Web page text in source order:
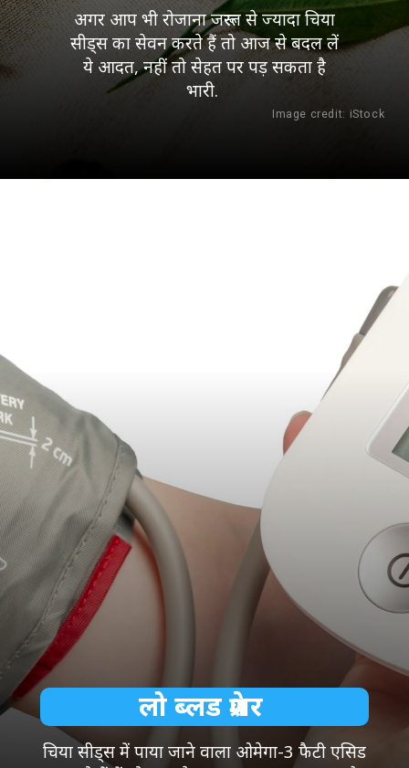
अगर आप भी रोजाना जरूरत से ज्यादा चिया
सीड्स का सेवन करते हैं तो आज से बदल लें
ये आदत, नहीं तो सेहत पर पड़ सकता है
भारी.
Image credit: iStock
लो ब्लड प्रेशर
चिया सीड्स में पाया जाने वाला ओमेगा-3 फैटी एसिड